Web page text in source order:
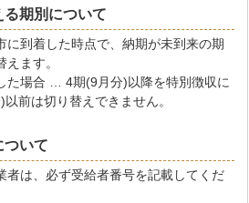
期別について
到着した時点で、納期が未到来の期
ます。
た場合 … 4期(9月分)以降を特別徴収に
前は切り替えできません。
ついて
は、必ず受給者番号を記載してくだ